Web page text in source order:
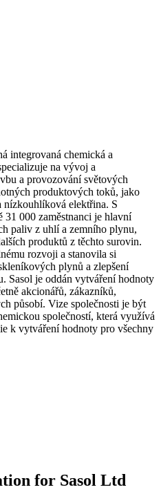
integrovaná chemická a
na vývoj a
a provozování světových
produktových toků, jako
nízkouhlíková elektřina. S
000 zaměstnanci je hlavní
paliv z uhlí a zemního plynu,
produktů z těchto surovin.
rozvoji a stanovila si
plynů a zlepšení
Sasol je oddán vytváření hodnoty
akcionářů, zákazníků,
působí. Vize společnosti je být
společností, která využívá
k vytváření hodnoty pro všechny
for Sasol Ltd